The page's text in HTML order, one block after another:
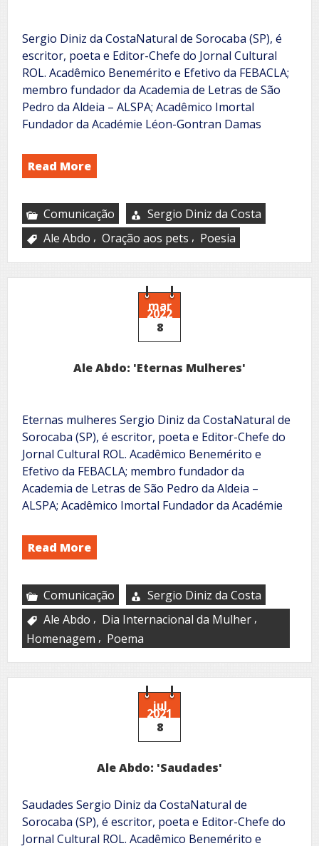
Sergio Diniz da CostaNatural de Sorocaba (SP), é
escritor, poeta e Editor-Chefe do Jornal Cultural
ROL. Acadêmico Benemérito e Efetivo da FEBACLA;
membro fundador da Academia de Letras de São
Pedro da Aldeia – ALSPA; Acadêmico Imortal
Fundador da Académie Léon-Gontran Damas
Read More
Comunicação
Sergio Diniz da Costa
Ale Abdo , Oração aos pets , Poesia
mar
2022
8
Ale Abdo: 'Eternas Mulheres'
Eternas mulheres Sergio Diniz da CostaNatural de
Sorocaba (SP), é escritor, poeta e Editor-Chefe do
Jornal Cultural ROL. Acadêmico Benemérito e
Efetivo da FEBACLA; membro fundador da
Academia de Letras de São Pedro da Aldeia –
ALSPA; Acadêmico Imortal Fundador da Académie
Read More
Comunicação
Sergio Diniz da Costa
Ale Abdo , Dia Internacional da Mulher ,
Homenagem , Poema
jul
2021
8
Ale Abdo: 'Saudades'
Saudades Sergio Diniz da CostaNatural de
Sorocaba (SP), é escritor, poeta e Editor-Chefe do
Jornal Cultural ROL. Acadêmico Benemérito e